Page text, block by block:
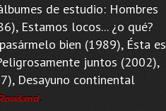
de estudio: Hombres
Estamos locos... ¿o qué?
bien (1989), Ésta es
juntos (2002),
Desayuno continental
.